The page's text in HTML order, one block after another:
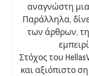
αναγνώστη
Παράλληλα,
των άρθρων,
Στόχος του
και αξιόπιστο